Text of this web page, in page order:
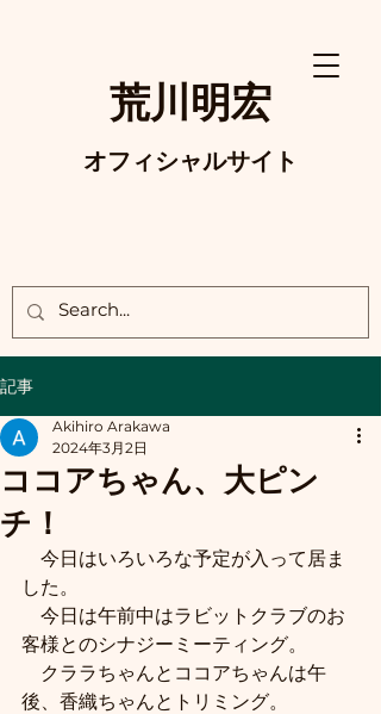
荒川明宏
オフィシャルサイト
記事
ココアちゃん、大ピン
チ！
Akihiro Arakawa
2024年3月2日
今日はいろいろな予定が入って居ま
した。
今日は午前中はラビットクラブのお
客様とのシナジーミーティング。
クララちゃんとココアちゃんは午
後、香織ちゃんとトリミング。